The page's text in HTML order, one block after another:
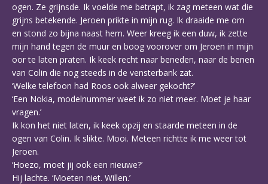
ogen. Ze grijnsde. Ik voelde me betrapt, ik zag meteen wat die
grijns betekende. Jeroen prikte in mijn rug. Ik draaide me om
en stond zo bijna naast hem. Weer kreeg ik een duw, ik zette
mijn hand tegen de muur en boog voorover om Jeroen in mijn
oor te laten praten. Ik keek recht naar beneden, naar de benen
van Colin die nog steeds in de vensterbank zat.
‘Welke telefoon had Roos ook alweer gekocht?’
‘Een Nokia, modelnummer weet ik zo niet meer. Moet je haar
vragen.’
Ik kon het niet laten, ik keek opzij en staarde meteen in de
ogen van Colin. Ik slikte. Mooi. Meteen richtte ik me weer tot
Jeroen.
‘Hoezo, moet jij ook een nieuwe?’
Hij lachte. ‘Moeten niet. Willen.’